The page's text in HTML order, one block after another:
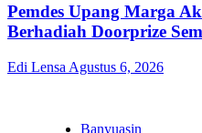
Pemdes Upang Marga
Berhadiah Doorprize
Edi Lensa Agustus 6, 2026
Banyuasin